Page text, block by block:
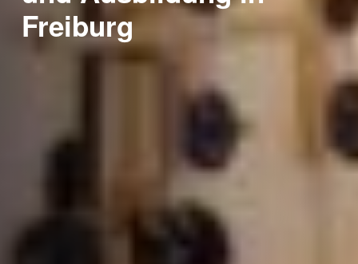
Freiburg